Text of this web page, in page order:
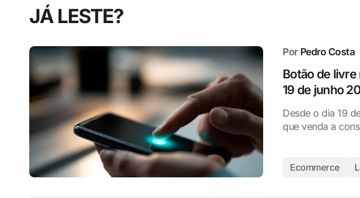
JÁ LESTE?
Por Pedro Costa
Botão de
19 de junho
Desde o dia 19
que venda a
Ecommerce